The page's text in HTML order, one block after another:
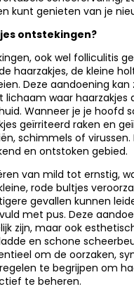
kunt genieten van je
ontstekingen?
ook wel folliculitis
haarzakjes, de kleine
Deze aandoening kan
lichaam waar haarzakjes
Wanneer je je hoofd
geïrriteerd raken en
schimmels of virussen.
en ontstoken gebied.
van mild tot ernstig,
rode bultjes
gevallen kunnen
met pus. Deze
zijn, maar ook
en schone
om de oorzaken,
te begrijpen om
te beheren.